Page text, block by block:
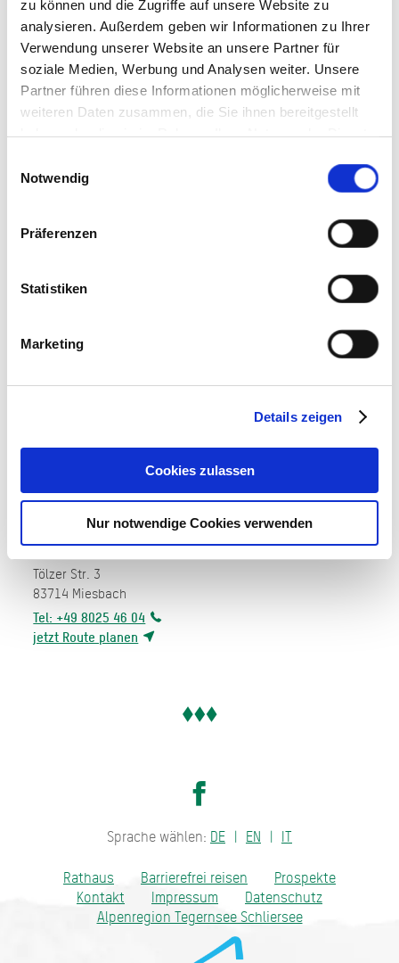
zu können und die Zugriffe auf unsere Website zu
analysieren. Außerdem geben wir Informationen zu Ihrer
Verwendung unserer Website an unsere Partner für
soziale Medien, Werbung und Analysen weiter. Unsere
Partner führen diese Informationen möglicherweise mit
weiteren Daten zusammen, die Sie ihnen bereitgestellt
haben oder die sie im Rahmen Ihrer Nutzung der Dienste
Cookies, wenn Sie unsere Webseite weiterhin nutzen.
Notwendig
Präferenzen
Statistiken
Marketing
Details zeigen
Cookies zulassen
Nur notwendige Cookies verwenden
Kurzfristige Änderungen sowie Urlaubszeiten erfahren Sie
auf der Homepage des Anbieters (siehe Link) oder
telefonisch unter der angegebenen Telefonnummer!
Wir bitten um Verständnis.
s'Hopf im Eisstadion
Tölzer Str. 3
83714 Miesbach
Tel: +49 8025 46 04
jetzt Route planen
Sprache wählen: DE EN IT
Rathaus Barrierefrei reisen
Prospekte
Kontakt
Impressum
Datenschutz
Alpenregion Tegernsee Schliersee